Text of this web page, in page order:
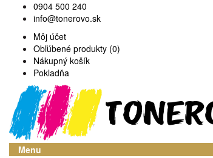
0904 500 240
info@tonerovo.sk
Môj účet
Obľúbené produkty (0)
Nákupný košík
Pokladňa
Menu